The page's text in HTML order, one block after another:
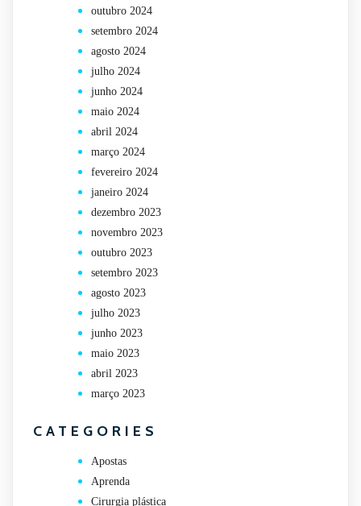
outubro 2024
setembro 2024
agosto 2024
julho 2024
junho 2024
maio 2024
abril 2024
março 2024
fevereiro 2024
janeiro 2024
dezembro 2023
novembro 2023
outubro 2023
setembro 2023
agosto 2023
julho 2023
junho 2023
maio 2023
abril 2023
março 2023
CATEGORIES
Apostas
Aprenda
Cirurgia plástica